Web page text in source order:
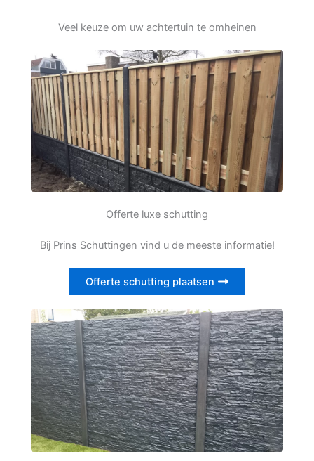
Veel keuze om uw achtertuin te omheinen
Offerte luxe schutting
Bij Prins Schuttingen vind u de meeste informatie!
Offerte schutting plaatsen